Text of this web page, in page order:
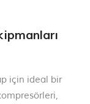
için ideal bir